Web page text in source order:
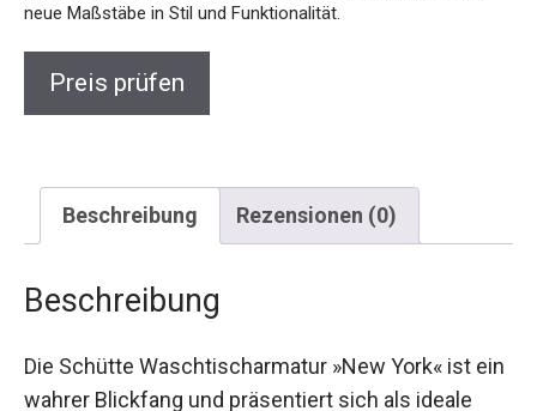
neue Maßstäbe in Stil und Funktionalität.
Preis prüfen
Beschreibung Rezensionen (0)
Beschreibung
Die Schütte Waschtischarmatur »New York« ist ein
wahrer Blickfang und präsentiert sich als ideale